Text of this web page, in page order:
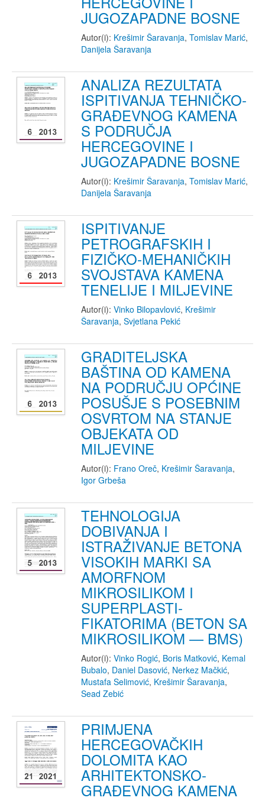
JUGOZAPADNE BOSNE
Autor(i): Krešimir Šaravanja, Tomislav Marić,
Danijela Šaravanja
ANALIZA REZULTATA
ISPITIVANJA TEHNIČKO-
GRAĐEVNOG KAMENA
S PODRUČJA
HERCEGOVINE I
JUGOZAPADNE BOSNE
Autor(i): Krešimir Šaravanja, Tomislav Marić,
Danijela Šaravanja
ISPITIVANJE
PETROGRAFSKIH I
FIZIČKO-MEHANIČKIH
SVOJSTAVA KAMENA
TENELIJE I MILJEVINE
Autor(i): Vinko Bilopavlović, Krešimir
Šaravanja, Svjetlana Pekić
GRADITELJSKA
BAŠTINA OD KAMENA
NA PODRUČJU OPĆINE
POSUŠJE S POSEBNIM
OSVRTOM NA STANJE
OBJEKATA OD
MILJEVINE
Autor(i): Frano Oreč, Krešimir Šaravanja,
Igor Grbeša
TEHNOLOGIJA
DOBIVANJA I
ISTRAŽIVANJE BETONA
VISOKIH MARKI SA
AMORFNOM
MIKROSILIKOM I
SUPERPLASTI-
FIKATORIMA (BETON SA
MIKROSILIKOM — BMS)
Autor(i): Vinko Rogić, Boris Matković, Kemal
Bubalo, Daniel Dasović, Nerkez Mačkić,
Mustafa Selimović, Krešimir Šaravanja,
Sead Zebić
PRIMJENA
HERCEGOVAČKIH
DOLOMITA KAO
ARHITEKTONSKO-
GRAĐEVNOG KAMENA